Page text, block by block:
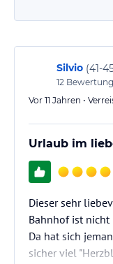
Silvio (41-
12
Vor 11 Jahren •
Urlaub im
Dieser sehr
Bahnhof ist nicht
Da hat sich
sicher viel